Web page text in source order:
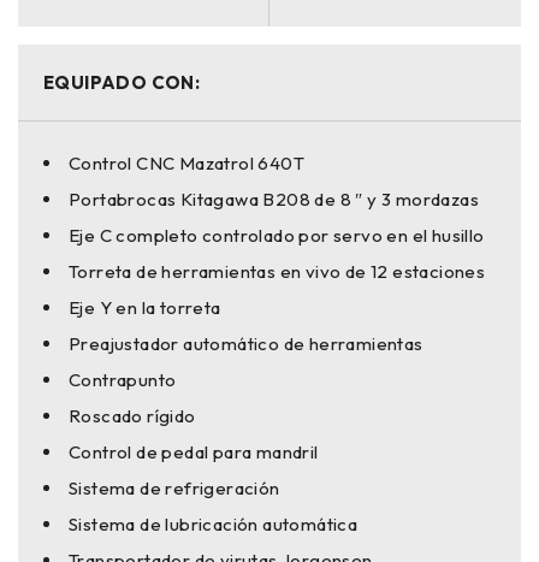
EQUIPADO CON:
Control CNC Mazatrol 640T
Portabrocas Kitagawa B208 de 8 ″ y 3 mordazas
Eje C completo controlado por servo en el husillo
Torreta de herramientas en vivo de 12 estaciones
Eje Y en la torreta
Preajustador automático de herramientas
Contrapunto
Roscado rígido
Control de pedal para mandril
Sistema de refrigeración
Sistema de lubricación automática